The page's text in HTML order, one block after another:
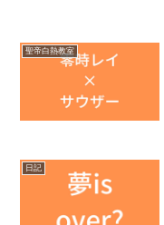
聖帝白熱教室
日記